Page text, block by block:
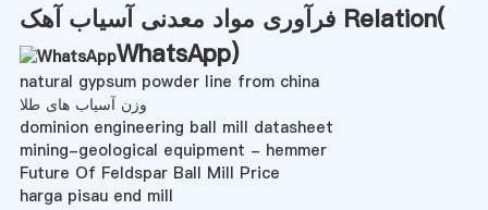
فرآوری مواد معدنی آسیاب آهک Relation(
WhatsApp)
natural gypsum powder line from china
وزن آسیاب های طلا
dominion engineering ball mill datasheet
mining-geological equipment - hemmer
Future Of Feldspar Ball Mill Price
harga pisau end mill